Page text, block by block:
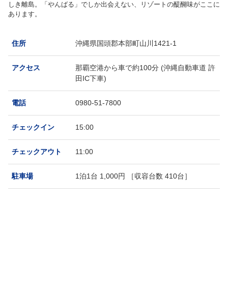
しき離島。「やんばる」でしか出会えない、リゾートの醍醐味がここに
あります。
住所 沖縄県国頭郡本部町山川1421-1
アクセス
那覇空港から車で約100分 (沖縄自動車道 許
田IC下車)
電話 0980-51-7800
チェックイン 15:00
チェックアウト 11:00
駐車場 1泊1台 1,000円 ［収容台数 410台］